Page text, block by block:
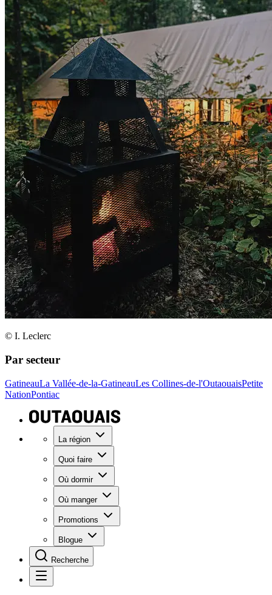
© I. Leclerc
Par secteur
GatineauLa Vallée-de-la-GatineauLes Collines-de-l'OutaouaisPetite
NationPontiac
La région
Quoi faire
Où dormir
Où manger
Promotions
Blogue
Recherche